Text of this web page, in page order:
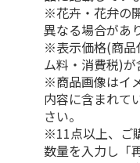
※花卉・花弁の
異なる場合があ
※表示価格(商品
ム料・消費税)が
※商品画像はイ
内容に含まれて
さい。
※11点以上、ご
数量を入力し「